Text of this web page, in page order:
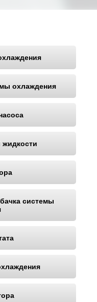
охлаждения
системы